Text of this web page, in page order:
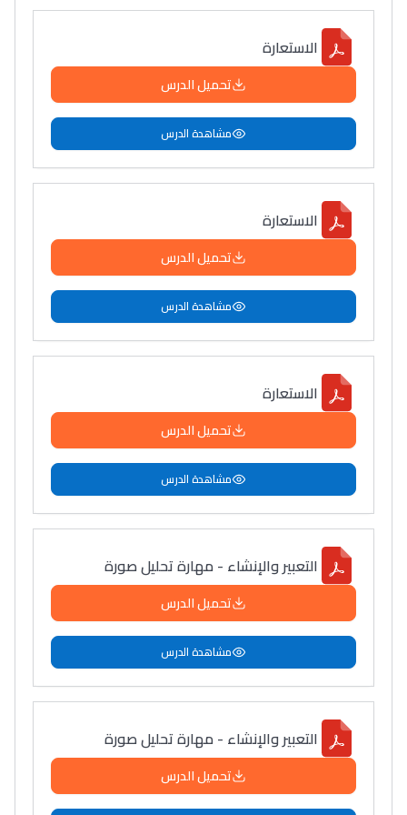
Collège au Maroc
التعليم الثانوي الإعدادي
Interviews/Vidéos
+ de 89 Interviews/Vidéos
دليل المهن
ما يزيد عن 149 مهنة
دليل التوجيه
التوجيه بالثانوي و الإعدادي
باش تقدر تساعد الناس
يلقاو التوازن من الدّاخل
ومن الخارج، بشرى
الاستعارة
تحميل الدرس
مشاهدة الدرس
الاستعارة
تحميل الدرس
مشاهدة الدرس
الاستعارة
تحميل الدرس
مشاهدة الدرس
التعبير والإنشاء - مهارة تحليل صورة
تحميل الدرس
مشاهدة الدرس
التعبير والإنشاء - مهارة تحليل صورة
تحميل الدرس